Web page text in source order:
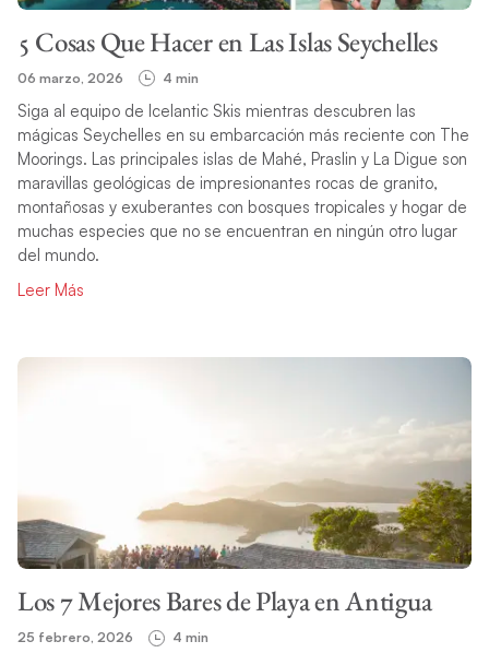
5 Cosas Que Hacer en Las Islas Seychelles
06 marzo, 2026 4 min
Siga al equipo de Icelantic Skis mientras descubren las
mágicas Seychelles en su embarcación más reciente con The
Moorings. Las principales islas de Mahé, Praslin y La Digue son
maravillas geológicas de impresionantes rocas de granito,
montañosas y exuberantes con bosques tropicales y hogar de
muchas especies que no se encuentran en ningún otro lugar
del mundo.
Leer Más
Los 7 Mejores Bares de Playa en Antigua
25 febrero, 2026 4 min